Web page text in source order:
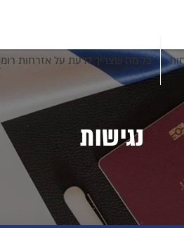
כל מה שצריך לדעת על אזרחות
נגישות